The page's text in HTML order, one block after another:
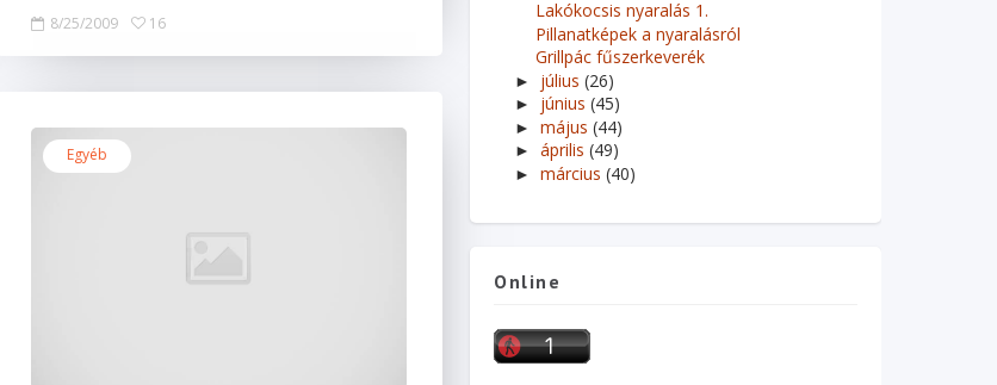
8/25/2009 16
Egyéb
Lakókocsis nyaralás 1.
Pillanatképek a nyaralásról
Grillpác fűszerkeverék
► július (26)
► június (45)
► május (44)
► április (49)
► március (40)
Online